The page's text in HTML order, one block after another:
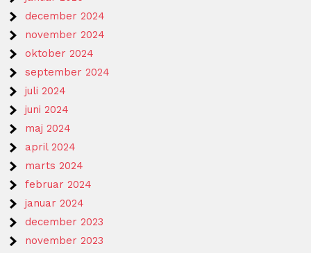
december 2024
november 2024
oktober 2024
september 2024
juli 2024
juni 2024
maj 2024
april 2024
marts 2024
februar 2024
januar 2024
december 2023
november 2023